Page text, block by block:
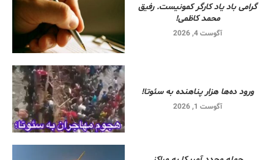
گرامی باد یاد کارگر کمونیست. رفیق
محمد کاظمی!
آگوست 4, 2026
ورود ده‌ها هزار پناهنده به سئوتا!
آگوست 1, 2026